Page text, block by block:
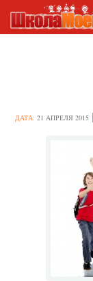
ДАТА:21 АПРЕЛЯ 2015